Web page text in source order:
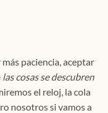
paciencia, aceptar
las cosas se descubren
el reloj, la cola
nosotros si vamos a